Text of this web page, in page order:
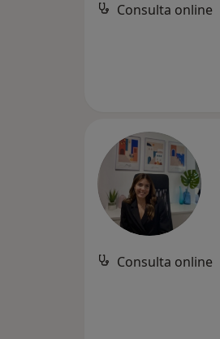
Consulta online
Consulta online